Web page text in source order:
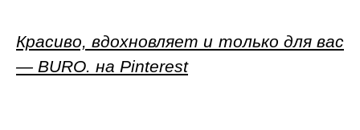
Красиво, вдохновляет и только для вас
— BURO. на Pinterest